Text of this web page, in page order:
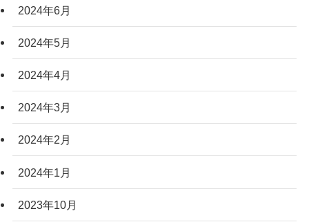
2024年6月
2024年5月
2024年4月
2024年3月
2024年2月
2024年1月
2023年10月